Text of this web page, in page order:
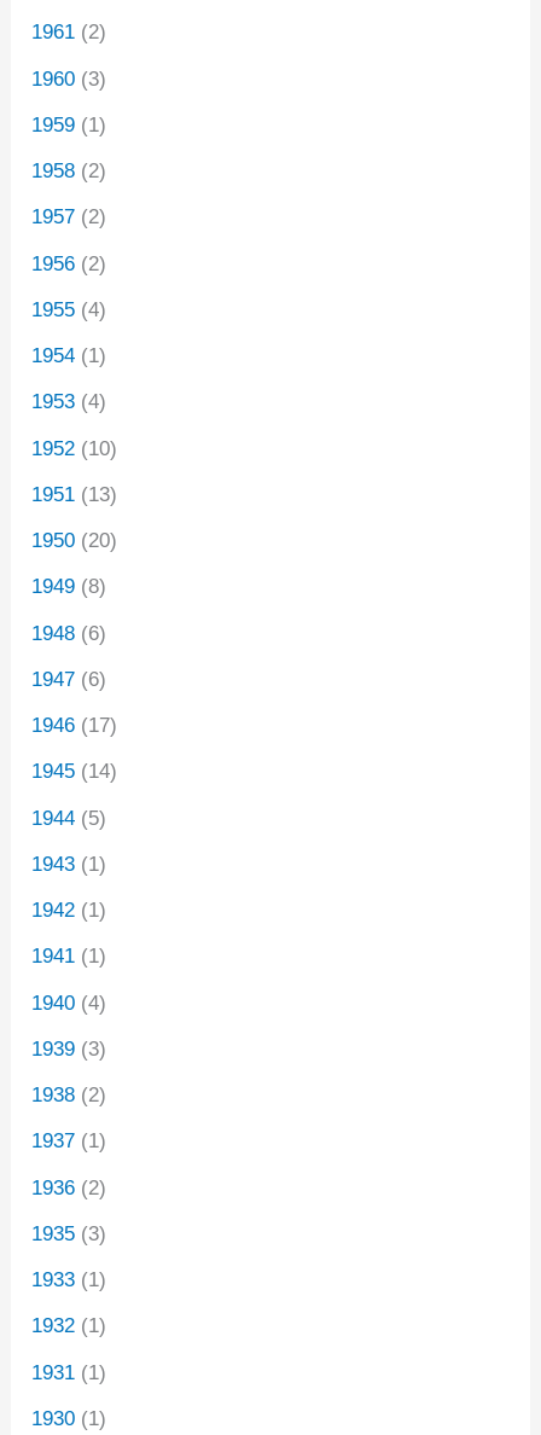
1961 (2)
1960 (3)
1959 (1)
1958 (2)
1957 (2)
1956 (2)
1955 (4)
1954 (1)
1953 (4)
1952 (10)
1951 (13)
1950 (20)
1949 (8)
1948 (6)
1947 (6)
1946 (17)
1945 (14)
1944 (5)
1943 (1)
1942 (1)
1941 (1)
1940 (4)
1939 (3)
1938 (2)
1937 (1)
1936 (2)
1935 (3)
1933 (1)
1932 (1)
1931 (1)
1930 (1)